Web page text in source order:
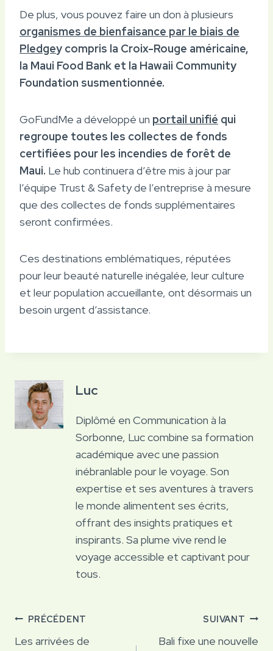
De plus, vous pouvez faire un don à plusieurs
organismes de bienfaisance par le biais de
Pledgey compris la Croix-Rouge américaine,
la Maui Food Bank et la Hawaii Community
Foundation susmentionnée.
GoFundMe a développé un portail unifié qui
regroupe toutes les collectes de fonds
certifiées pour les incendies de forêt de
Maui. Le hub continuera d’être mis à jour par
l’équipe Trust & Safety de l’entreprise à mesure
que des collectes de fonds supplémentaires
seront confirmées.
Ces destinations emblématiques, réputées
pour leur beauté naturelle inégalée, leur culture
et leur population accueillante, ont désormais un
besoin urgent d’assistance.
Luc
Diplômé en Communication à la
Sorbonne, Luc combine sa formation
académique avec une passion
inébranlable pour le voyage. Son
expertise et ses aventures à travers
le monde alimentent ses écrits,
offrant des insights pratiques et
inspirants. Sa plume vive rend le
voyage accessible et captivant pour
tous.
Navigation
de
PRÉCÉDENT
Les arrivées de
SUIVANT
Bali fixe une nouvelle